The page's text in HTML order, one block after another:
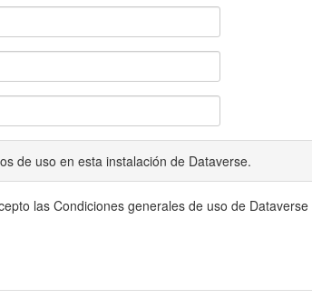
de uso en esta instalación de Dataverse.
las Condiciones generales de uso de